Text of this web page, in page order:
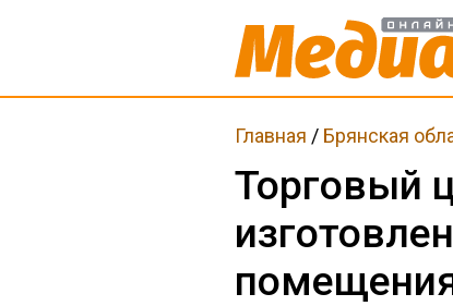
Главная / Брянская
Торговый